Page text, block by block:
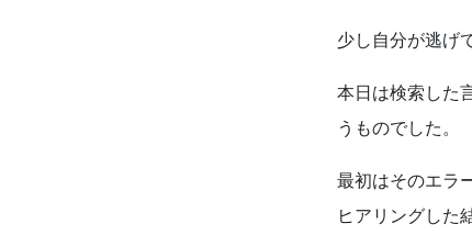
少し自分が逃げ
本日は検索した
うものでした。
最初はそのエラ
ヒアリングした